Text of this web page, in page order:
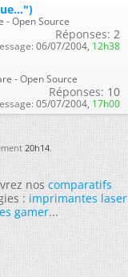
- Open Source
Réponses: 2
06/07/2004, 12h38
- Open Source
Réponses: 10
05/07/2004, 17h00
20h14.
noscomparatifs
:imprimantes laser
gamer...